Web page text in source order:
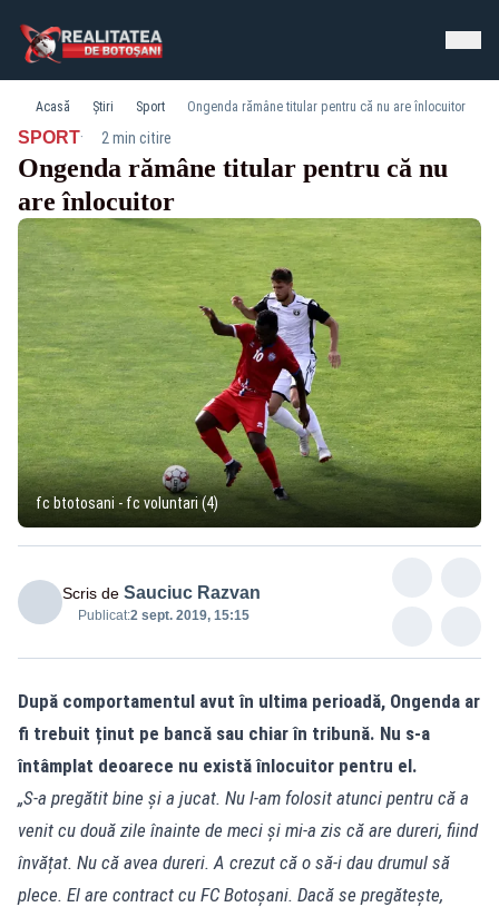
Acasă Știri Sport Ongenda rămâne titular pentru că nu are înlocuitor
SPORT· 2 min citire
Ongenda rămâne titular pentru că nu
are înlocuitor
fc btotosani - fc voluntari (4)
Scris de Sauciuc Razvan
Publicat:2 sept. 2019, 15:15
După comportamentul avut în ultima perioadă, Ongenda ar
fi trebuit ținut pe bancă sau chiar în tribună. Nu s-a
întâmplat deoarece nu există înlocuitor pentru el.
„S-a pregătit bine și a jucat. Nu l-am folosit atunci pentru că a
venit cu două zile înainte de meci și mi-a zis că are dureri, fiind
învățat. Nu că avea dureri. A crezut că o să-i dau drumul să
plece. El are contract cu FC Botoșani. Dacă se pregătește,